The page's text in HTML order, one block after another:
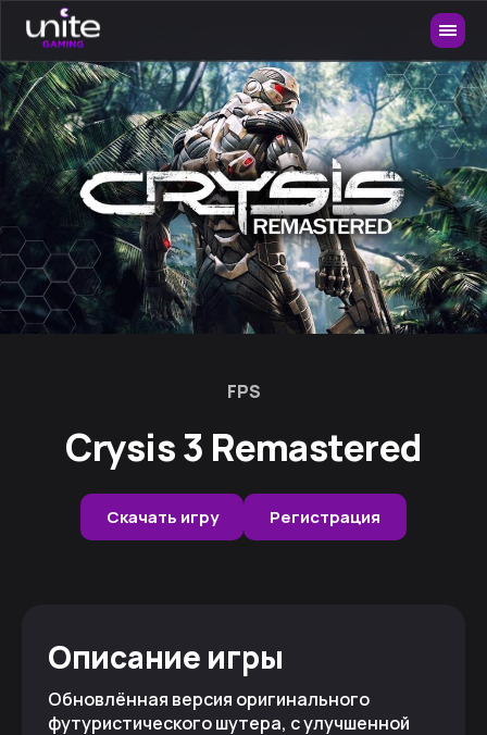
FPS
Crysis 3 Remastered
Скачать игру Регистрация
Описание игры
Обновлённая версия оригинального
футуристического шутера, с улучшенной